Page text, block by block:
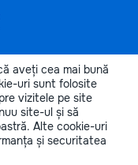
aveți cea mai bună
uri sunt folosite
vizitele pe site
site-ul și să
Alte cookie-uri
și securitatea